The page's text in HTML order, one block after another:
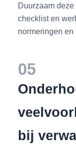
Duurzaam
checklist en
normeringen en
05
bij